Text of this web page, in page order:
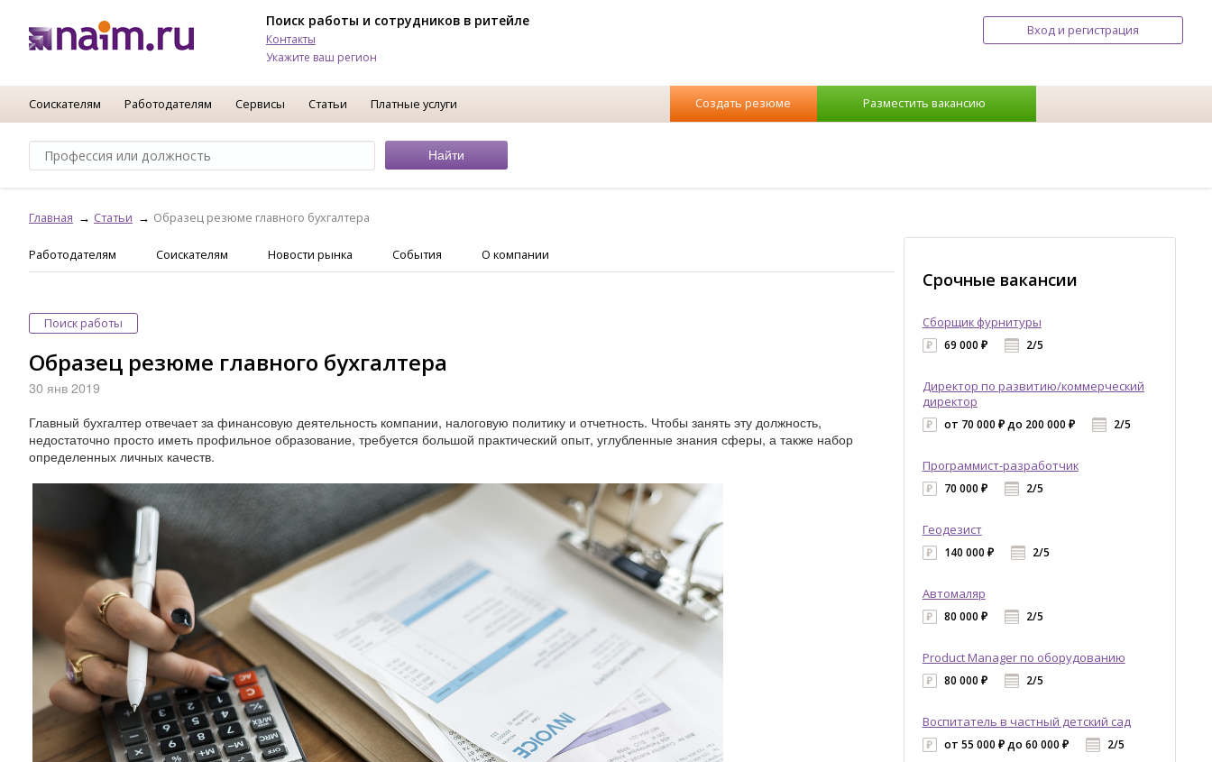
Поиск работы и сотрудников в ритейле
Контакты
Укажите ваш регион
Вход и регистрация
Соискателям Работодателям Сервисы Статьи Платные услуги Создать резюме Разместить вакансию
Главная Статьи Образец резюме главного бухгалтера
Работодателям Соискателям Новости рынка События О компании
Поиск работы
Образец резюме главного бухгалтера
30 янв 2019
Главный бухгалтер отвечает за финансовую деятельность компании, налоговую политику и отчетность. Чтобы занять эту должность,
недостаточно просто иметь профильное образование, требуется большой практический опыт, углубленные знания сферы, а также набор
определенных личных качеств.
Срочные вакансии
Сборщик фурнитуры
69 000 ₽ 2/5
Директор по развитию/коммерческий
директор
от 70 000 ₽ до 200 000 ₽ 2/5
Программист-разработчик
70 000 ₽ 2/5
Геодезист
140 000 ₽ 2/5
Автомаляр
80 000 ₽ 2/5
Product Manager по оборудованию
80 000 ₽ 2/5
Воспитатель в частный детский сад
от 55 000 ₽ до 60 000 ₽ 2/5